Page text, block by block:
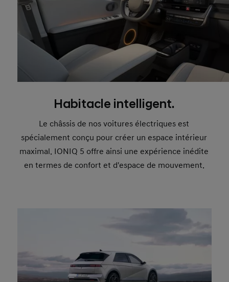
Habitacle intelligent.
Le châssis de nos voitures électriques est
spécialement conçu pour créer un espace intérieur
maximal. IONIQ 5 offre ainsi une expérience inédite
en termes de confort et d'espace de mouvement.